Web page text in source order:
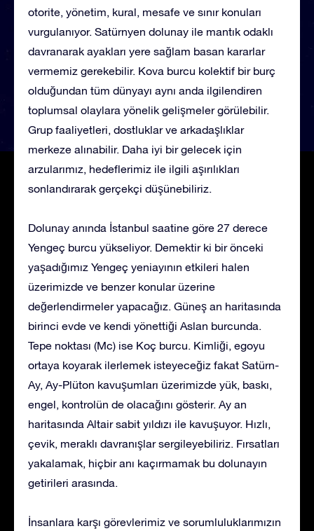
otorite, yönetim, kural, mesafe ve sınır konuları
vurgulanıyor. Satürnyen dolunay ile mantık odaklı
davranarak ayakları yere sağlam basan kararlar
vermemiz gerekebilir. Kova burcu kolektif bir burç
olduğundan tüm dünyayı aynı anda ilgilendiren
toplumsal olaylara yönelik gelişmeler görülebilir.
Grup faaliyetleri, dostluklar ve arkadaşlıklar
merkeze alınabilir. Daha iyi bir gelecek için
arzularımız, hedeflerimiz ile ilgili aşırılıkları
sonlandırarak gerçekçi düşünebiliriz.
Dolunay anında İstanbul saatine göre 27 derece
Yengeç burcu yükseliyor. Demektir ki bir önceki
yaşadığımız Yengeç yeniayının etkileri halen
üzerimizde ve benzer konular üzerine
değerlendirmeler yapacağız. Güneş an haritasında
birinci evde ve kendi yönettiği Aslan burcunda.
Tepe noktası (Mc) ise Koç burcu. Kimliği, egoyu
ortaya koyarak ilerlemek isteyeceğiz fakat Satürn-
Ay, Ay-Plüton kavuşumları üzerimizde yük, baskı,
engel, kontrolün de olacağını gösterir. Ay an
haritasında Altair sabit yıldızı ile kavuşuyor. Hızlı,
çevik, meraklı davranışlar sergileyebiliriz. Fırsatları
yakalamak, hiçbir anı kaçırmamak bu dolunayın
getirileri arasında.
İnsanlara karşı görevlerimiz ve sorumluluklarımızın